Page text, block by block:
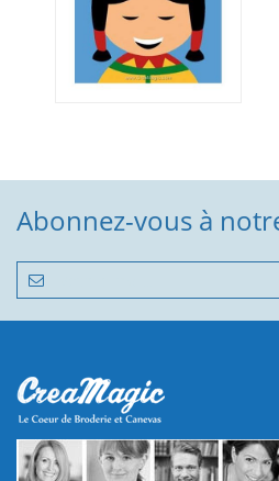
Abonnez-vous à